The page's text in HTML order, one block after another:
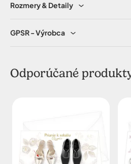
Rozmery & Detaily
GPSR - Výrobca
Odporúčané